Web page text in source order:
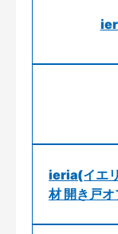
ieria(イエ
材 開き戸